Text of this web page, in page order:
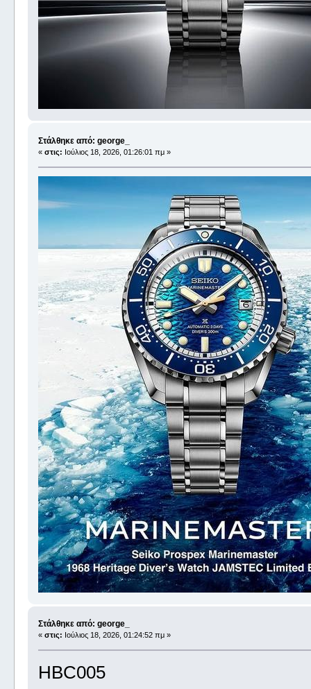
Στάλθηκε από: george_
« στις: Ιούλιος 18, 2026, 01:26:01 πμ »
Στάλθηκε από: george_
« στις: Ιούλιος 18, 2026, 01:24:52 πμ »
HBC005